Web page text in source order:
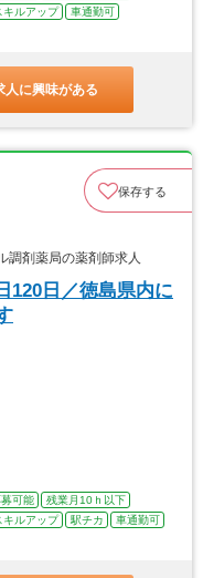
キルアップ
車通勤可
人に興味がある
保存する
剤薬局の薬剤師求人
120日／徳島県内に
可能
残業月10ｈ以下
キルアップ 駅チカ
車通勤可